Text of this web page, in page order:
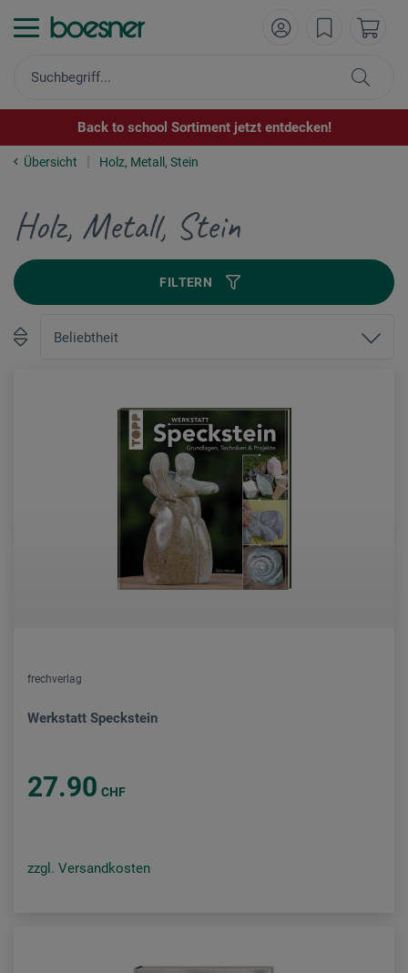
Back to school Sortiment jetzt entdecken!
Übersicht Holz, Metall, Stein
Holz, Metall, Stein
FILTERN
frechverlag
Werkstatt Speckstein
27.90 CHF
zzgl. Versandkosten